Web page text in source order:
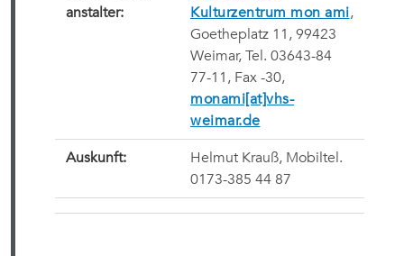
anstalter:
Kulturzentrum mon ami,
Goetheplatz 11, 99423
Weimar, Tel. 03643-84
77-11, Fax -30,
monami[at]vhs-
weimar.de
Auskunft:
Helmut Krauß, Mobiltel.
0173-385 44 87